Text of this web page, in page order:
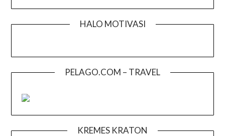
HALO MOTIVASI
PELAGO.COM – TRAVEL
KREMES KRATON